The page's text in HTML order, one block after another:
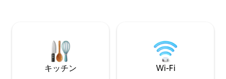
ントリー、G00gle Minis ✩設備の整った
キッチン：コーヒー、ワッフルメーカ
ー、ミキサーなど ✩洗濯機／乾燥機
す。 ただの美し
真実です。 ロン
ストです。
キッチン Wi-Fi